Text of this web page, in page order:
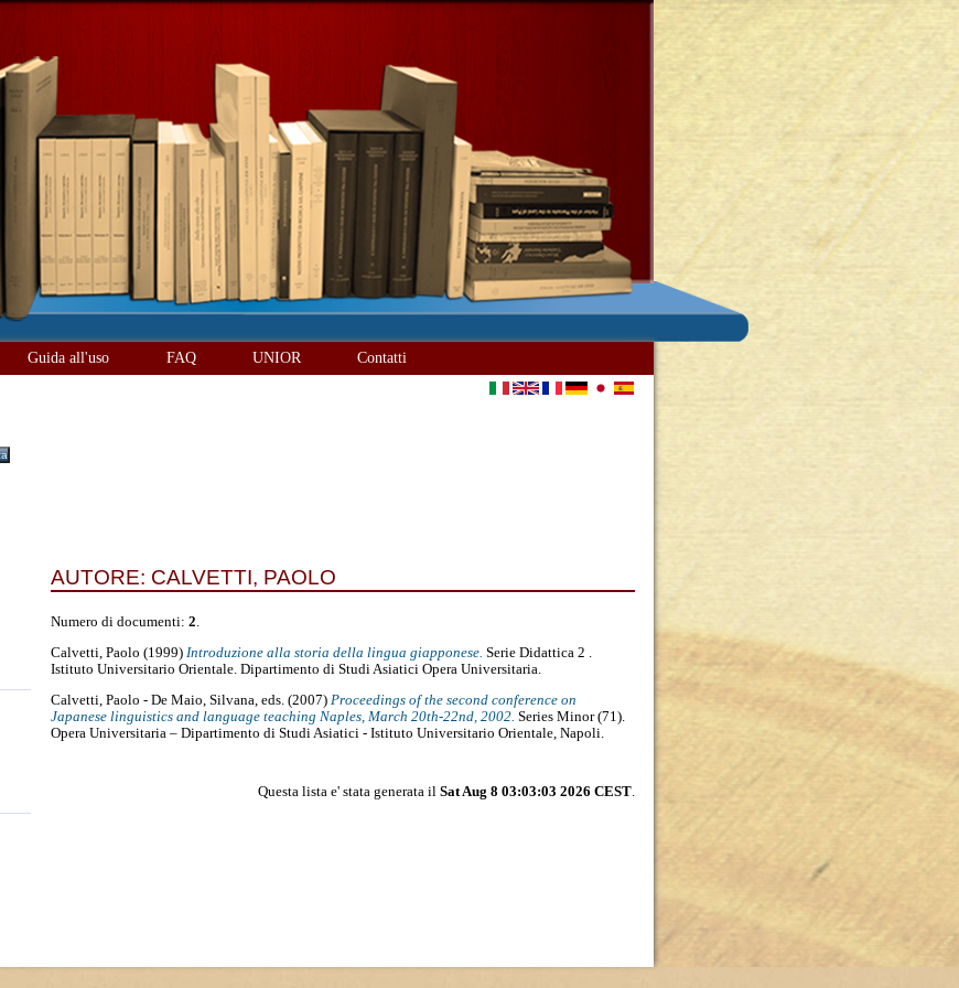
Guida all'uso FAQ UNIOR Contatti
AUTORE: CALVETTI, PAOLO
Numero di documenti: 2.
Calvetti, Paolo (1999) Introduzione alla storia della lingua giapponese. Serie Didattica 2 .
Istituto Universitario Orientale. Dipartimento di Studi Asiatici Opera Universitaria.
Calvetti, Paolo - De Maio, Silvana , eds. (2007) Proceedings of the second conference on
Japanese linguistics and language teaching Naples, March 20th-22nd, 2002. Series Minor (71).
Opera Universitaria – Dipartimento di Studi Asiatici - Istituto Universitario Orientale, Napoli.
Questa lista e' stata generata il Sat Aug 8 03:03:03 2026 CEST.